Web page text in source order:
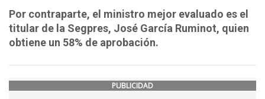
Por contraparte, el ministro mejor evaluado es el
titular de la Segpres, José García Ruminot, quien
obtiene un 58% de aprobación.
PUBLICIDAD